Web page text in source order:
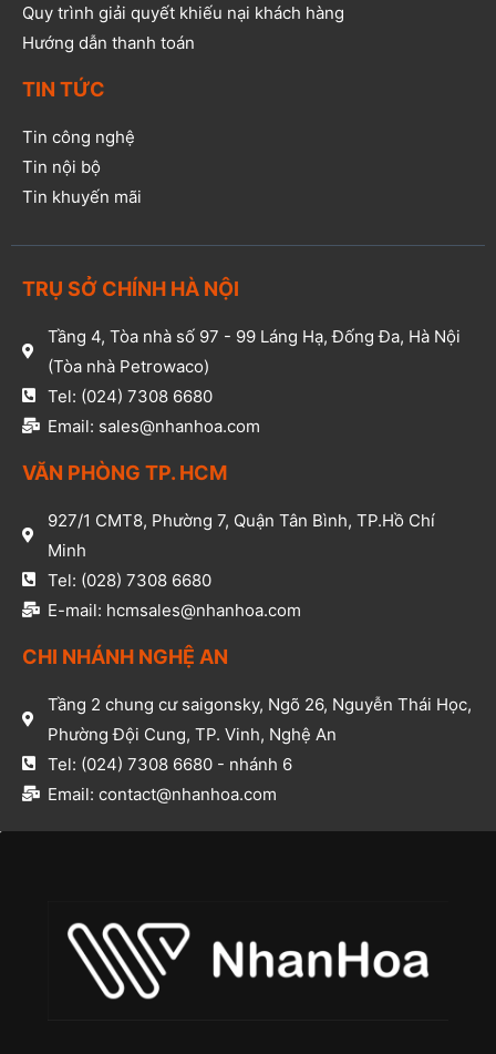
Quy trình giải quyết khiếu nại khách hàng
Hướng dẫn thanh toán
TIN TỨC
Tin công nghệ
Tin nội bộ
Tin khuyến mãi
TRỤ SỞ CHÍNH HÀ NỘI
Tầng 4, Tòa nhà số 97 - 99 Láng Hạ, Đống Đa, Hà Nội
(Tòa nhà Petrowaco)
Tel: (024) 7308 6680
Email: sales@nhanhoa.com
VĂN PHÒNG TP. HCM​
927/1 CMT8, Phường 7, Quận Tân Bình, TP.Hồ Chí
Minh​
Tel: (028) 7308 6680​
E-mail: hcmsales@nhanhoa.com​
CHI NHÁNH NGHỆ AN​
Tầng 2 chung cư saigonsky, Ngõ 26, Nguyễn Thái Học,
Phường Đội Cung, TP. Vinh, Nghệ An​
Tel: (024) 7308 6680 - nhánh 6​
Email: contact@nhanhoa.com​